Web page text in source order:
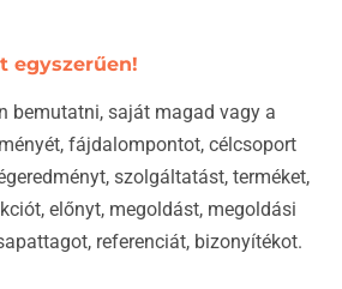
egyszerűen!
bemutatni, saját magad vagy a
fájdalompontot, célcsoport
szolgáltatást, terméket,
előnyt, megoldást, megoldási
referenciát, bizonyítékot.